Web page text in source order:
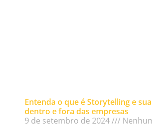
Entenda o que é Storytelling e
dentro e fora das empresas
9 de setembro de 2024